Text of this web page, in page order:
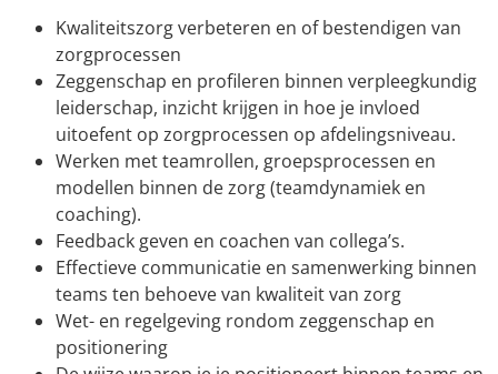
Kwaliteitszorg verbeteren en of bestendigen van
zorgprocessen
Zeggenschap en profileren binnen verpleegkundig
leiderschap, inzicht krijgen in hoe je invloed
uitoefent op zorgprocessen op afdelingsniveau.
Werken met teamrollen, groepsprocessen en
modellen binnen de zorg (teamdynamiek en
coaching).
Feedback geven en coachen van collega’s.
Effectieve communicatie en samenwerking binnen
teams ten behoeve van kwaliteit van zorg
Wet- en regelgeving rondom zeggenschap en
positionering